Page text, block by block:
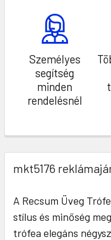
Személyes
segítség
minden
rendelésnél
mkt5176
A Recsum Üveg
stílus és minőség
trófea elegáns